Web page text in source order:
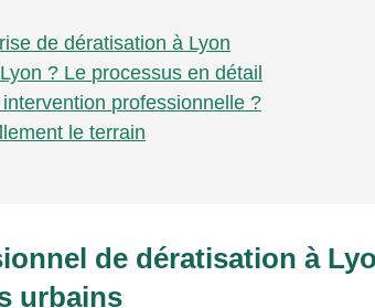
de dératisation à Lyon
? Le processus en détail
professionnelle ?
le terrain
de dératisation à
urbains